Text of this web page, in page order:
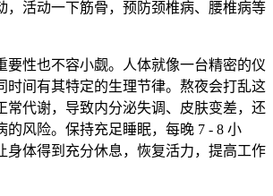
，活动一下筋骨，预防颈椎病、腰椎病等
要性也不容小觑。人体就像一台精密的仪
时间有其特定的生理节律。熬夜会打乱这
常代谢，导致内分泌失调、皮肤变差，还
的风险。保持充足睡眠，每晚 7 - 8 小
身体得到充分休息，恢复活力，提高工作